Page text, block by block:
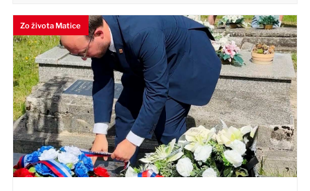
Zo života Matice